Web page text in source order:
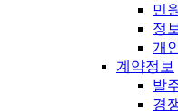
민
정
개
계약정보
발
경